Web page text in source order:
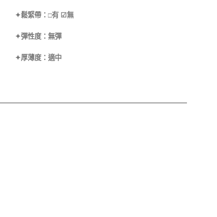
✦鬆緊帶：□有 ☑無
✦彈性度：無彈
✦厚薄度：適中